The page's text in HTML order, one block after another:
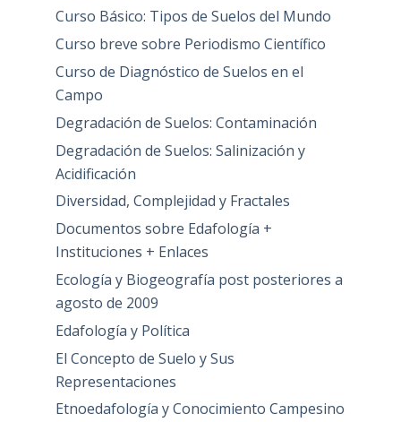
Curso Básico: Tipos de Suelos del Mundo
Curso breve sobre Periodismo Científico
Curso de Diagnóstico de Suelos en el
Campo
Degradación de Suelos: Contaminación
Degradación de Suelos: Salinización y
Acidificación
Diversidad, Complejidad y Fractales
Documentos sobre Edafología +
Instituciones + Enlaces
Ecología y Biogeografía post posteriores a
agosto de 2009
Edafología y Política
El Concepto de Suelo y Sus
Representaciones
Etnoedafología y Conocimiento Campesino